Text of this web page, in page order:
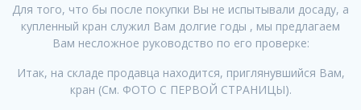
Для того, что бы после покупки Вы не испытывали досаду, а
купленный кран служил Вам долгие годы , мы предлагаем
Вам несложное руководство по его проверке:
Итак, на складе продавца находится, приглянувшийся Вам,
кран (См. ФОТО С ПЕРВОЙ СТРАНИЦЫ).